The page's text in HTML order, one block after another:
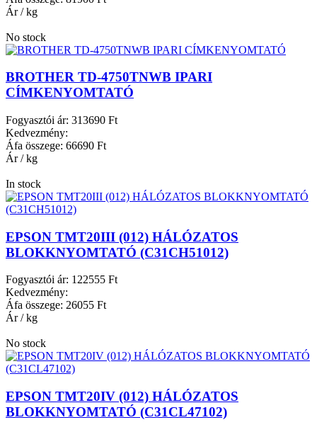
Ár / kg
No stock
BROTHER TD-4750TNWB IPARI
CÍMKENYOMTATÓ
Fogyasztói ár: 313690 Ft
Kedvezmény:
Áfa összege: 66690 Ft
Ár / kg
In stock
EPSON TMT20III (012) HÁLÓZATOS
BLOKKNYOMTATÓ (C31CH51012)
Fogyasztói ár: 122555 Ft
Kedvezmény:
Áfa összege: 26055 Ft
Ár / kg
No stock
EPSON TMT20IV (012) HÁLÓZATOS
BLOKKNYOMTATÓ (C31CL47102)